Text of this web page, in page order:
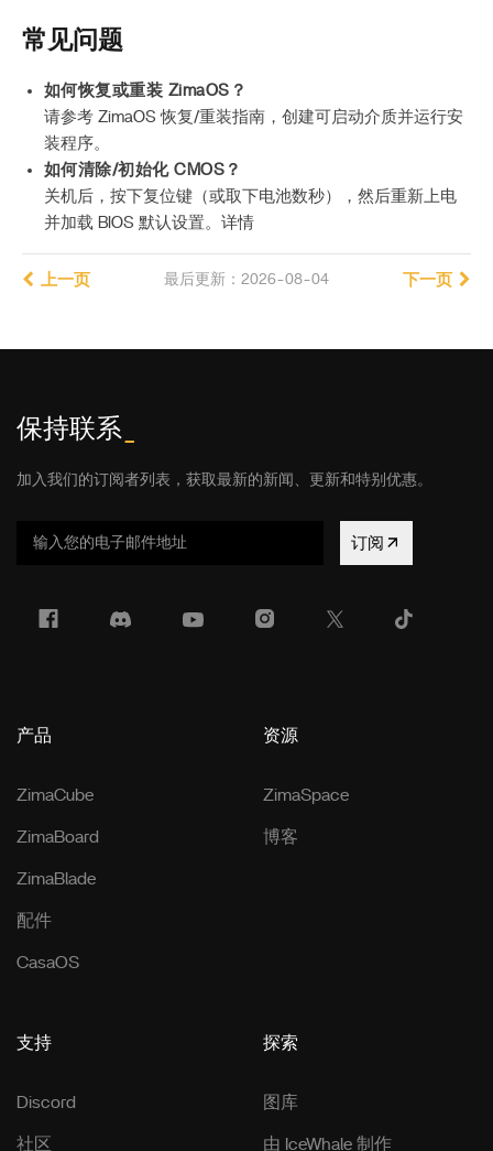
常见问题
如何恢复或重装 ZimaOS？
请参考 ZimaOS 恢复/重装指南，创建可启动介质并运行安
装程序。
如何清除/初始化 CMOS？
关机后，按下复位键（或取下电池数秒），然后重新上电
并加载 BIOS 默认设置。详情
最后更新：2026-08-04
上一页 下一页
保持联系
加入我们的订阅者列表，获取最新的新闻、更新和特别优惠。
订阅
产品
ZimaCube
ZimaBoard
ZimaBlade
配件
CasaOS
资源
ZimaSpace
博客
支持
Discord
社区
探索
图库
由 IceWhale 制作